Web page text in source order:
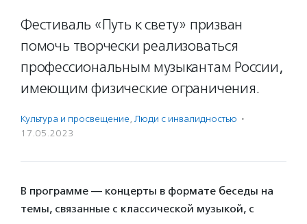
Фестиваль «Путь к свету» призван
помочь творчески реализоваться
профессиональным музыкантам России,
имеющим физические ограничения.
Культура и просвещение, Люди с инвалидностью ·
17.05.2023
В программе — концерты в формате беседы на
темы, связанные с классической музыкой, с